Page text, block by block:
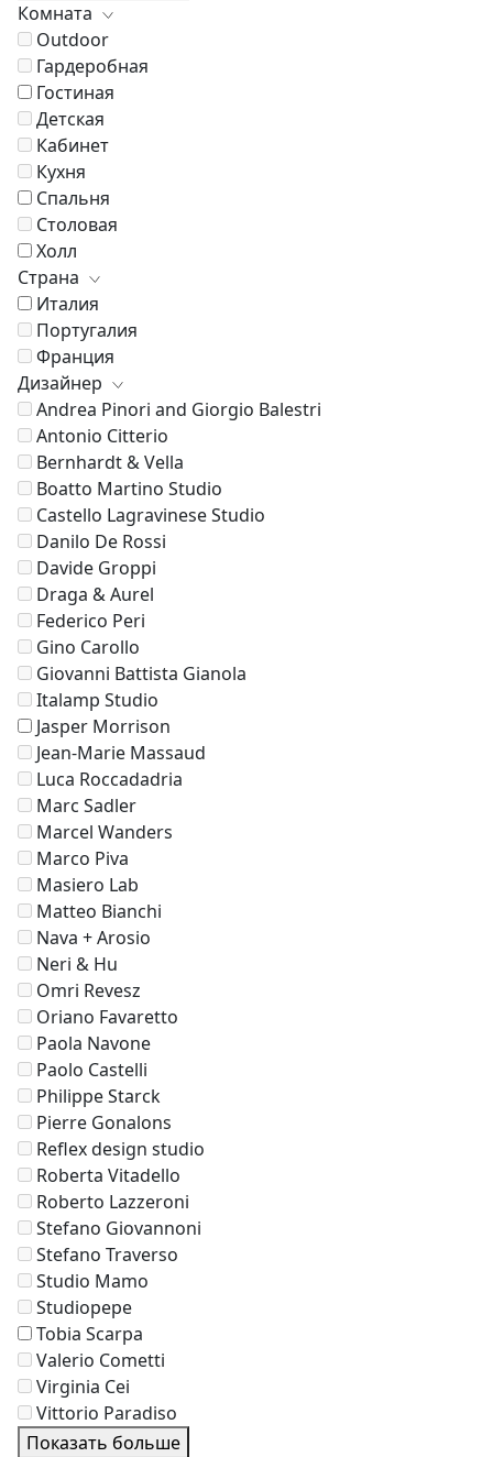
Комната
Outdoor
Гардеробная
Гостиная
Детская
Кабинет
Кухня
Спальня
Столовая
Холл
Страна
Италия
Португалия
Франция
Дизайнер
Andrea Pinori and Giorgio Balestri
Antonio Citterio
Bernhardt & Vella
Boatto Martino Studio
Castello Lagravinese Studio
Danilo De Rossi
Davide Groppi
Draga & Aurel
Federico Peri
Gino Carollo
Giovanni Battista Gianola
Italamp Studio
Jasper Morrison
Jean-Marie Massaud
Luca Roccadadria
Marc Sadler
Marcel Wanders
Marco Piva
Masiero Lab
Matteo Bianchi
Nava + Arosio
Neri & Hu
Omri Revesz
Oriano Favaretto
Paola Navone
Paolo Castelli
Philippe Starck
Pierre Gonalons
Reflex design studio
Roberta Vitadello
Roberto Lazzeroni
Stefano Giovannoni
Stefano Traverso
Studio Mamo
Studiopepe
Tobia Scarpa
Valerio Cometti
Virginia Cei
Vittorio Paradiso
Показать больше